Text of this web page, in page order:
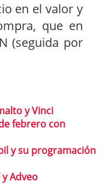
en el valor y
que en
(seguida por
y Vinci
febrero con
y su programación
Adveo